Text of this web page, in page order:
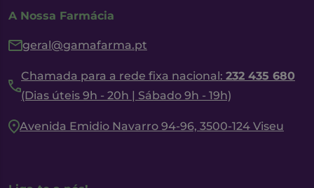
A Nossa Farmácia
geral@gamafarma.pt
Chamada para a rede fixa nacional: 232 435 680
(Dias úteis 9h - 20h | Sábado 9h - 19h)
Avenida Emidio Navarro 94-96, 3500-124 Viseu